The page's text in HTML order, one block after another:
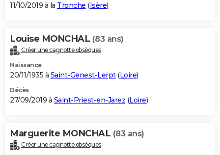
11/10/2019 à la Tronche (Isère)
Louise MONCHAL (83 ans)
Créer une cagnotte obsèques
Naissance
20/11/1935 à Saint-Genest-Lerpt(Loire)
Décès
27/09/2019 à Saint-Priest-en-Jarez (Loire)
Marguerite MONCHAL (83 ans)
Créer une cagnotte obsèques